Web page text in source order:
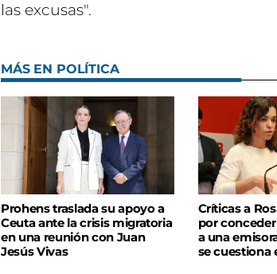
las excusas".
MÁS EN POLÍTICA
Prohens traslada su apoyo a
Ceuta ante la crisis migratoria
en una reunión con Juan
Jesús Vivas
Críticas a
por
a una
se cuestiona